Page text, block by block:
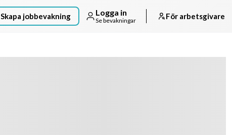
Skapa jobbevakning Logga in
Se bevakningar För arbetsgivare